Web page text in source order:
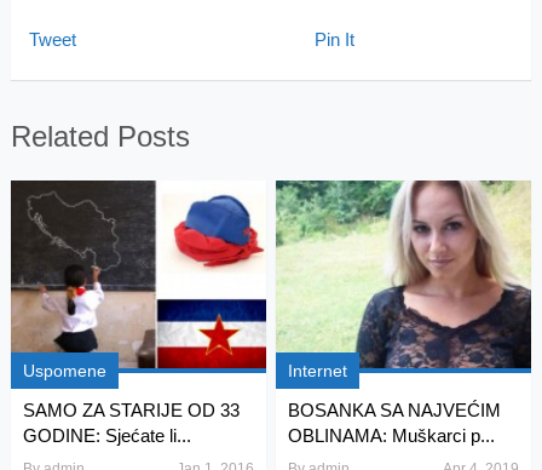
Tweet Pin It
Related Posts
Uspomene
SAMO ZA STARIJE OD 33
GODINE: Sjećate li...
Internet
BOSANKA SA NAJVEĆIM
OBLINAMA: Muškarci p...